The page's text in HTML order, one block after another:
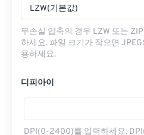
LZW(기본값)
무손실 압축의 경우 LZW 또는
하세요. 파일 크기가 작으면
용하세요.
디피아이
DPI(0-2400)를 입력하세요.